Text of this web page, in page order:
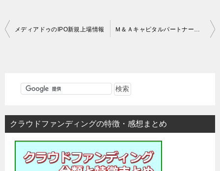
投
シ
メディアドゥのIPO新規上場情報 Ｍ＆ＡキャピタルパートナーズのIPO新規上場情報
クラウドファンディングの特徴・感想まとめ